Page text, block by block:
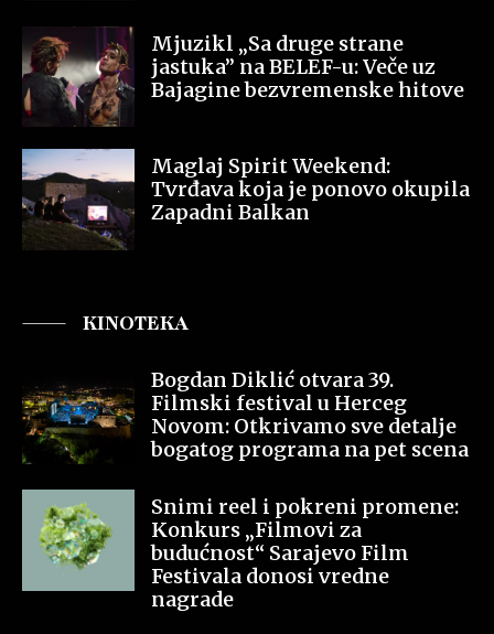
Mjuzikl „Sa druge strane
jastuka” na BELEF-u: Veče uz
Bajagine bezvremenske hitove
Maglaj Spirit Weekend:
Tvrđava koja je ponovo okupila
Zapadni Balkan
KINOTEKA
Bogdan Diklić otvara 39.
Filmski festival u Herceg
Novom: Otkrivamo sve detalje
bogatog programa na pet scena
Snimi reel i pokreni promene:
Konkurs „Filmovi za
budućnost“ Sarajevo Film
Festivala donosi vredne
nagrade